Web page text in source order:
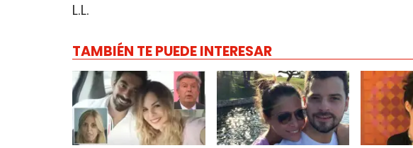
L.L.
TAMBIÉN TE PUEDE INTERESAR